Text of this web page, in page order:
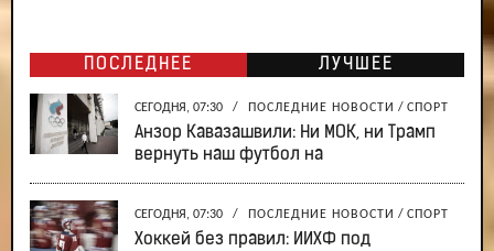
ПОСЛЕДНЕЕ ЛУЧШЕЕ
СЕГОДНЯ, 07:30 / ПОСЛЕДНИЕ НОВОСТИ / СПОРТ
Анзор Кавазашвили: Ни МОК, ни Трамп
вернуть наш футбол на
СЕГОДНЯ, 07:30 / ПОСЛЕДНИЕ НОВОСТИ / СПОРТ
Хоккей без правил: ИИХФ под